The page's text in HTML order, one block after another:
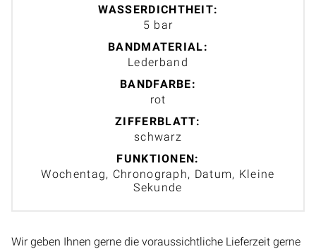
WASSERDICHTHEIT:
5 bar
BANDMATERIAL:
Lederband
BANDFARBE:
rot
ZIFFERBLATT:
schwarz
FUNKTIONEN:
Wochentag, Chronograph, Datum, Kleine
Sekunde
Wir geben Ihnen gerne die voraussichtliche Lieferzeit gerne